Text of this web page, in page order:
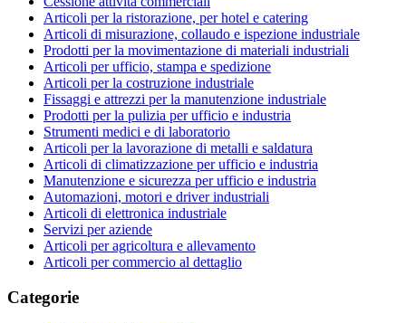
Articoli per la ristorazione, per hotel e catering
Articoli di misurazione, collaudo e ispezione industriale
Prodotti per la movimentazione di materiali industriali
Articoli per ufficio, stampa e spedizione
Articoli per la costruzione industriale
Fissaggi e attrezzi per la manutenzione industriale
Prodotti per la pulizia per ufficio e industria
Strumenti medici e di laboratorio
Articoli per la lavorazione di metalli e saldatura
Articoli di climatizzazione per ufficio e industria
Manutenzione e sicurezza per ufficio e industria
Automazioni, motori e driver industriali
Articoli di elettronica industriale
Servizi per aziende
Articoli per agricoltura e allevamento
Articoli per commercio al dettaglio
Categorie